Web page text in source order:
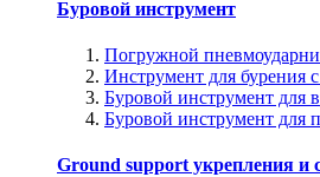
Буровой инструмент
Погружной
Инструмент для бурения
Буровой инструмент для
Буровой инструмент для
Ground support укрепления и